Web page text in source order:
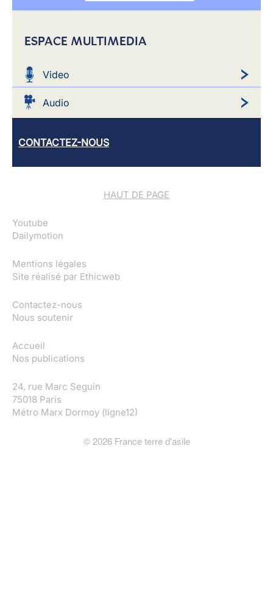
ESPACE MULTIMEDIA
Video
Audio
CONTACTEZ-NOUS
HAUT DE PAGE
Youtube
Dailymotion
Mentions légales
Site réalisé par Ethicweb
Contactez-nous
Nous soutenir
Accueil
Nos publications
24, rue Marc Seguin
75018 Paris
Métro Marx Dormoy (ligne12)
© 2026France terre d'asile